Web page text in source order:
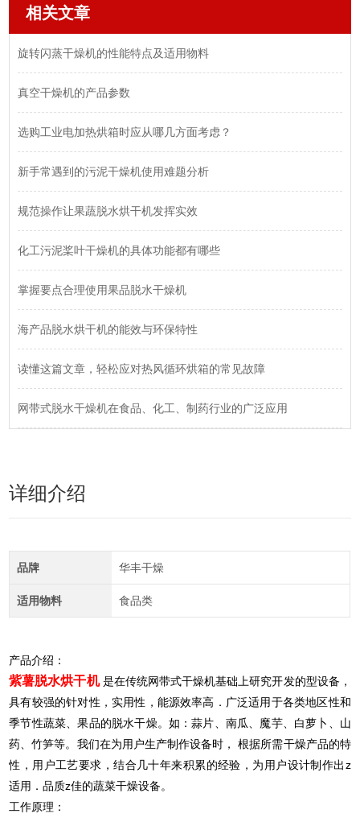
相关文章
旋转闪蒸干燥机的性能特点及适用物料
真空干燥机的产品参数
选购工业电加热烘箱时应从哪几方面考虑？
新手常遇到的污泥干燥机使用难题分析
规范操作让果蔬脱水烘干机发挥实效
化工污泥桨叶干燥机的具体功能都有哪些
掌握要点合理使用果品脱水干燥机
海产品脱水烘干机的能效与环保特性
读懂这篇文章，轻松应对热风循环烘箱的常见故障
网带式脱水干燥机在食品、化工、制药行业的广泛应用
详细介绍
品牌 华丰干燥
适用物料 食品类
产品介绍：
紫薯脱水烘干机 是在传统网带式干燥机基础上研究开发的型设备，
具有较强的针对性，实用性，能源效率高．广泛适用于各类地区性和
季节性蔬菜、果品的脱水干燥。如：蒜片、南瓜、魔芋、白萝卜、山
药、竹笋等。我们在为用户生产制作设备时， 根据所需干燥产品的特
性，用户工艺要求，结合几十年来积累的经验，为用户设计制作出z
适用．品质z佳的蔬菜干燥设备。
工作原理：